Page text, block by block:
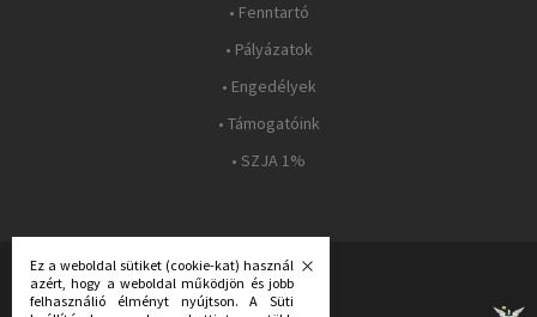
• Fenntartó
• Pályázatok
• Engedélyek
• Támogatóink
• SZJA 1%
FOLLOW US:
Ez a weboldal sütiket (cookie-kat) használ
azért, hogy a weboldal működjön és jobb
felhasználió élményt nyújtson. A Süti